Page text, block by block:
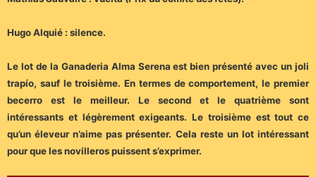
Hugo Alquié : silence.
Le lot de la Ganaderia Alma Serena est bien présenté avec un joli
trapío, sauf le troisième. En termes de comportement, le premier
becerro est le meilleur. Le second et le quatrième sont
intéressants et légèrement exigeants. Le troisième est tout ce
qu’un éleveur n’aime pas présenter. Cela reste un lot intéressant
pour que les novilleros puissent s’exprimer.